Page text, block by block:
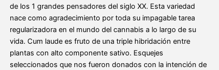
de los 1 grandes pensadores del siglo XX. Esta variedad
nace como agradecimiento por toda su impagable tarea
regularizadora en el mundo del cannabis a lo largo de su
vida. Cum laude es fruto de una triple hibridación entre
plantas con alto componente sativo. Esquejes
seleccionados que nos fueron donados con la intención de